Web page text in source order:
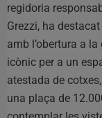
regidoria
Grezzi, ha
amb l’obertura a
icònic per a un
atestada de
una plaça de